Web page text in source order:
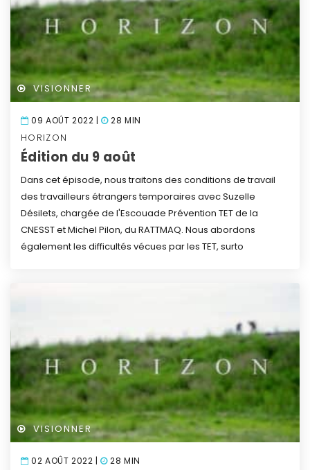
VISIONNER
09 AOÛT 2022 | 28 MIN
HORIZON
Édition du 9 août
Dans cet épisode, nous traitons des conditions de travail
des travailleurs étrangers temporaires avec Suzelle
Désilets, chargée de l'Escouade Prévention TET de la
CNESST et Michel Pilon, du RATTMAQ. Nous abordons
également les difficultés vécues par les TET, surto
VISIONNER
02 AOÛT 2022 | 28 MIN